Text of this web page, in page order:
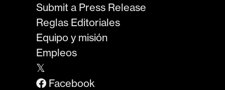
Submit a Press Release
Reglas Editoriales
Equipo y misión
Empleos
𝕏
Facebook